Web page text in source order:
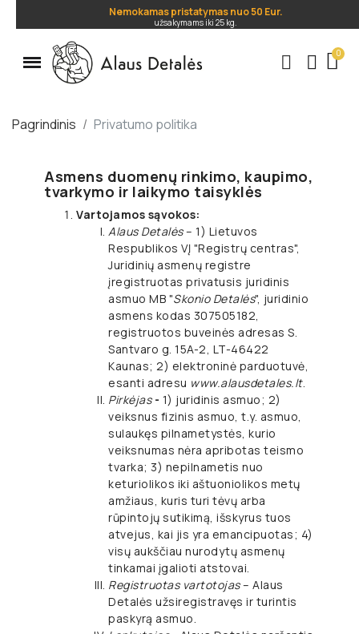
Nemokamas pristatymas nuo 50 Eur.
užsakymams iki 25 kg.
Pagrindinis Privatumo politika
Asmens duomenų rinkimo, kaupimo,
tvarkymo ir laikymo taisyklės
Vartojamos sąvokos:
Alaus Detalės– 1) Lietuvos
Respublikos VĮ "Registrų centras",
Juridinių asmenų registre
įregistruotas privatusis juridinis
asmuo MB "Skonio Detalės", juridinio
asmens kodas 307505182,
registruotos buveinės adresas S.
Santvaro g. 15A-2, LT-46422
Kaunas; 2) elektroninė parduotuvė,
esanti adresu www.alausdetales.lt.
Pirkėjas - 1) juridinis asmuo; 2)
veiksnus fizinis asmuo, t.y. asmuo,
sulaukęs pilnametystės, kurio
veiksnumas nėra apribotas teismo
tvarka; 3) nepilnametis nuo
keturiolikos iki aštuoniolikos metų
amžiaus, kuris turi tėvų arba
rūpintojų sutikimą, išskyrus tuos
atvejus, kai jis yra emancipuotas; 4)
visų aukščiau nurodytų asmenų
tinkamai įgalioti atstovai.
Registruotas vartotojas– Alaus
Detalės užsiregistravęs ir turintis
paskyrą asmuo.